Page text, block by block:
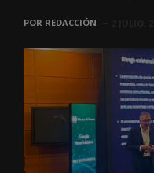
POR REDACCIÓN